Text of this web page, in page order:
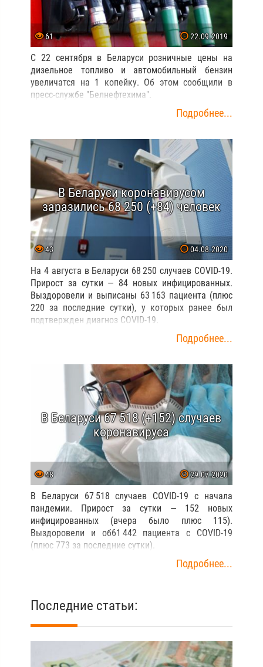
61 22.09.2019
С 22 сентября в Беларуси розничные цены на
дизельное топливо и автомобильный бензин
увеличатся на 1 копейку. Об этом сообщили в
пресс-службе "Белнефтехима".
Подробнее...
В Беларуси коронавирусом
заразились 68 250 (+84) человек
43 04.08.2020
На 4 августа в Беларуси 68 250 случаев COVID-19.
Прирост за сутки — 84 новых инфицированных.
Выздоровели и выписаны 63 163 пациента (плюс
220 за последние сутки), у которых ранее был
подтвержден диагноз COVID-19.
Подробнее...
В Беларуси 67 518 (+152) случаев
коронавируса
48 29.07.2020
В Беларуси 67 518 случаев COVID-19 с начала
пандемии. Прирост за сутки — 152 новых
инфицированных (вчера было плюс 115).
Выздоровели и об61 442 пациента с COVID-19
(плюс 773 за последние сутки).
Подробнее...
Последние статьи: